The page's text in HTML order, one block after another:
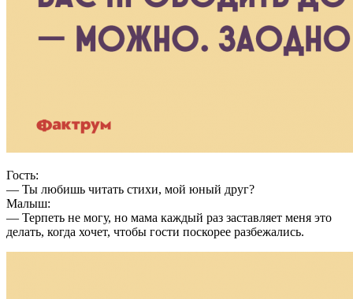
Гость:
— Ты любишь читать стихи, мой юный друг?
Малыш:
— Терпеть не могу, но мама каждый раз заставляет меня это
делать, когда хочет, чтобы гости поскорее разбежались.